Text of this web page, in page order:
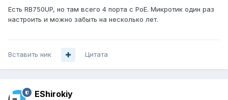
Есть RB750UP, но там всего 4 порта с PoE. Микротик один раз
настроить и можно забыть на несколько лет.
Вставить ник Цитата
EShirokiy